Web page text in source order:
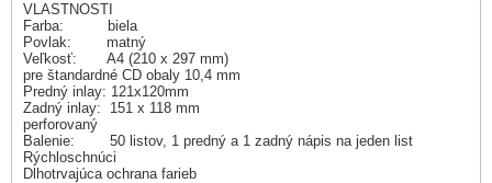
VLASTNOSTI
Farba: biela
Povlak: matný
Veľkosť: A4 (210 x 297 mm)
pre štandardné CD obaly 10,4 mm
Predný inlay: 121x120mm
Zadný inlay: 151 x 118 mm
perforovaný
Balenie: 50 listov, 1 predný a 1 zadný nápis na jeden list
Rýchloschnúci
Dlhotrvajúca ochrana farieb